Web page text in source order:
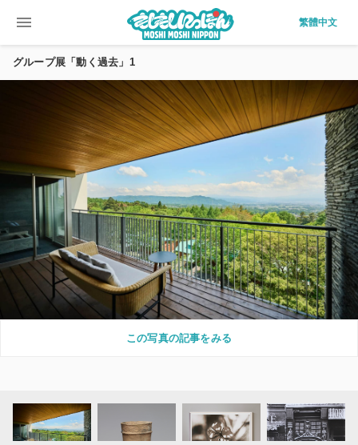
menu 繁體中文
グループ展「動く過去」1
この写真の記事をみる